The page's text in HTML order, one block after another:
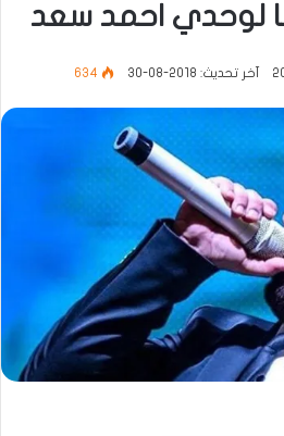
لوحدي احمد سعد
آخر تحديث: 2018-08-30 634